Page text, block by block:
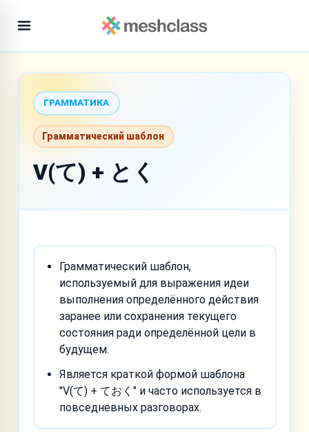
ГРАММАТИКА
Грамматический шаблон
V(て) + とく
Грамматический шаблон,
используемый для выражения идеи
выполнения определённого действия
заранее или сохранения текущего
состояния ради определённой цели в
будущем.
Является краткой формой шаблона
"V(て) + ておく" и часто используется в
повседневных разговорах.